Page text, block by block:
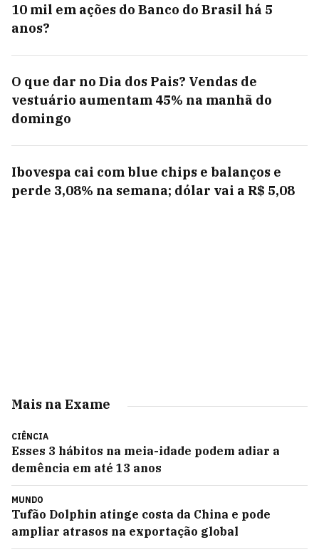
10 mil em ações do Banco do Brasil há 5
anos?
O que dar no Dia dos Pais? Vendas de
vestuário aumentam 45% na manhã do
domingo
Ibovespa cai com blue chips e balanços e
perde 3,08% na semana; dólar vai a R$ 5,08
Mais na Exame
CIÊNCIA
Esses 3 hábitos na meia-idade podem adiar a
demência em até 13 anos
MUNDO
Tufão Dolphin atinge costa da China e pode
ampliar atrasos na exportação global